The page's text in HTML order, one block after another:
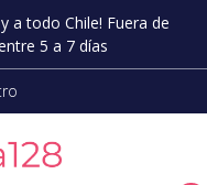
a todo Chile! Fuera de
5 a 7 días